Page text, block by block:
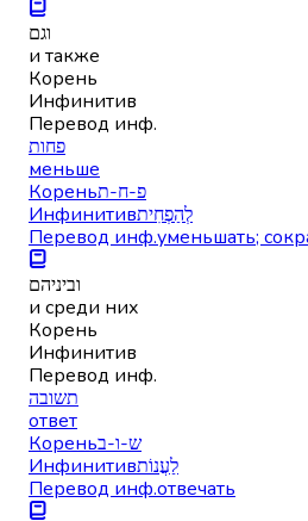
וגם
и также
Корень
Инфинитив
Перевод инф.
פחות
меньше
Кореньפ-ח-ת
Инфинитивלְהַפְחִית
Перевод инф.уменьшать;
וביניהם
и среди них
Корень
Инфинитив
Перевод инф.
תשובה
ответ
Кореньש-ו-ב
Инфинитивלַעֲנוֹת
Перевод инф.отвечать